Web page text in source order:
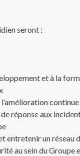
seront :
et à la
continue
réponse aux
entretenir un réseau
au sein du Groupe